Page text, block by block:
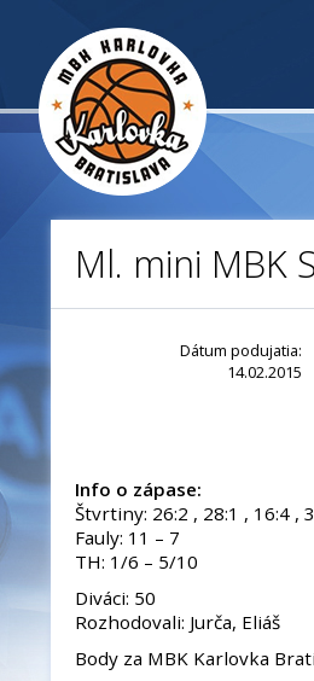
Ml. mini MBK
Dátum podujatia:
14.02.2015
Info o zápase:
Štvrtiny: 26:2 , 28:1 , 16:4 ,
Fauly: 11 – 7
TH: 1/6 – 5/10
Diváci: 50
Rozhodovali: Jurča, Eliáš
Body za MBK Karlovka